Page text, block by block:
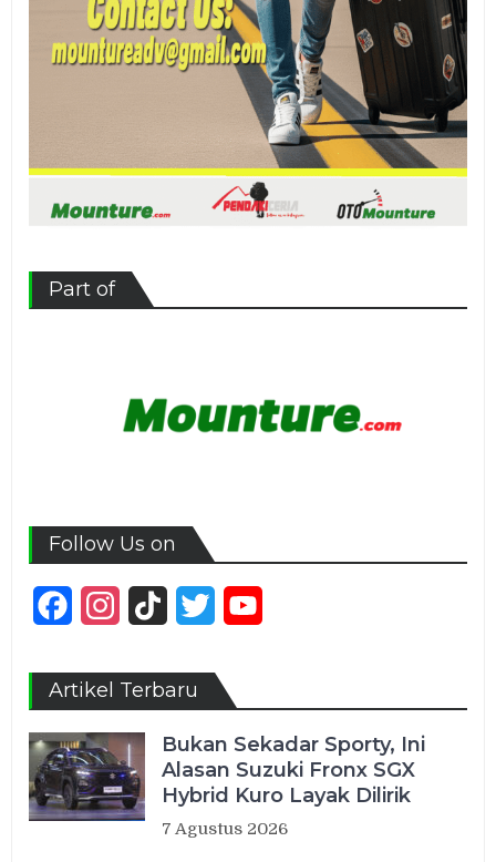
Part of
Follow Us on
FacebookInstagram
TikTok Twitter
Artikel Terbaru
Bukan Sekadar Sporty, Ini
Alasan Suzuki Fronx SGX
Hybrid Kuro Layak Dilirik
7 Agustus 2026